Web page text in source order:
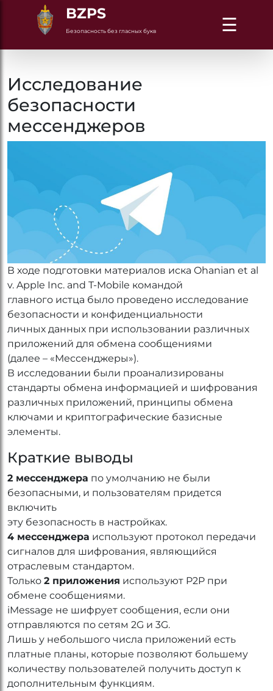
BZPS
Безопасность без гласных букв ☰
Исследование
безопасности
мессенджеров
В ходе подготовки материалов иска Ohanian et al
v. Apple Inc. and T-Mobile командой
главного истца было проведено исследование
безопасности и конфиденциальности
личных данных при использовании различных
приложений для обмена сообщениями
(далее – «Мессенджеры»).
В исследовании были проанализированы
стандарты обмена информацией и шифрования
различных приложений, принципы обмена
ключами и криптографические базисные
элементы.
Краткие выводы
2 мессенджера по умолчанию не были
безопасными, и пользователям придется
включить
эту безопасность в настройках.
4 мессенджера используют протокол передачи
сигналов для шифрования, являющийся
отраслевым стандартом.
Только 2 приложения используют P2P при
обмене сообщениями.
iMessage не шифрует сообщения, если они
отправляются по сетям 2G и 3G.
Лишь у небольшого числа приложений есть
платные планы, которые позволяют большему
количеству пользователей получить доступ к
дополнительным функциям.